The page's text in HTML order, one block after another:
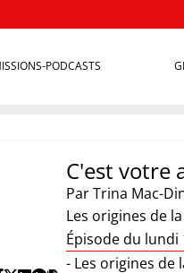
PODCASTS
C'est votre
ParTrina Mac-
Les origines de
Épisode du lundi
- Les origines de